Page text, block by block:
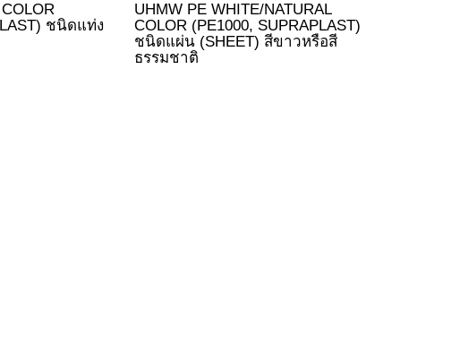
ชนิดแท่ง
UHMW PE WHITE/NATURAL
COLOR (PE1000, SUPRAPLAST)
ชนิดแผ่น (SHEET) สีขาวหรือสี
ธรรมชาติ